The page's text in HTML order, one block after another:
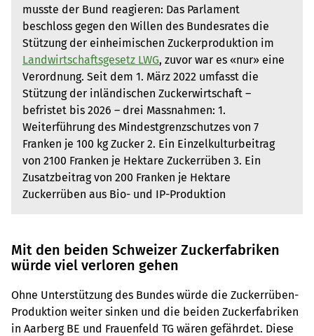
musste der Bund reagieren: Das Parlament
beschloss gegen den Willen des Bundesrates die
Stützung der einheimischen Zuckerproduktion im
Landwirtschaftsgesetz LWG, zuvor war es «nur» eine
Verordnung. Seit dem 1. März 2022 umfasst die
Stützung der inländischen Zuckerwirtschaft –
befristet bis 2026 – drei Massnahmen: 1.
Weiterführung des Mindestgrenzschutzes von 7
Franken je 100 kg Zucker 2. Ein Einzelkulturbeitrag
von 2100 Franken je Hektare Zuckerrüben 3. Ein
Zusatzbeitrag von 200 Franken je Hektare
Zuckerrüben aus Bio- und IP-Produktion
Mit den beiden Schweizer Zuckerfabriken
würde viel verloren gehen
Ohne Unterstützung des Bundes würde die Zuckerrüben-
Produktion weiter sinken und die beiden Zuckerfabriken
in Aarberg BE und Frauenfeld TG wären gefährdet. Diese